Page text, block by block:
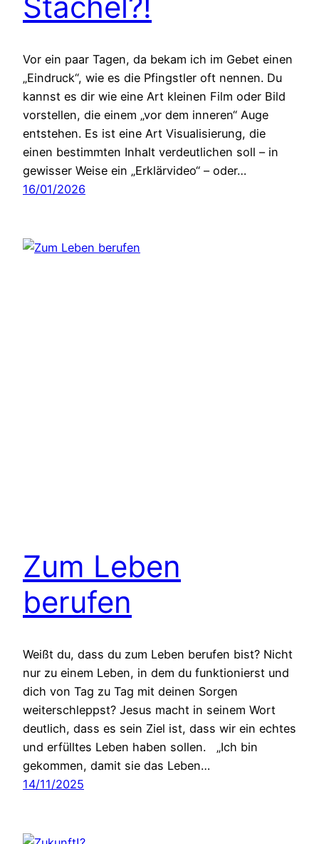
Vor ein paar Tagen, da bekam ich im Gebet einen
„Eindruck“, wie es die Pfingstler oft nennen. Du
kannst es dir wie eine Art kleinen Film oder Bild
vorstellen, die einem „vor dem inneren“ Auge
entstehen. Es ist eine Art Visualisierung, die
einen bestimmten Inhalt verdeutlichen soll – in
gewisser Weise ein „Erklärvideo“ – oder…
16/01/2026
Zum Leben
berufen
Weißt du, dass du zum Leben berufen bist? Nicht
nur zu einem Leben, in dem du funktionierst und
dich von Tag zu Tag mit deinen Sorgen
weiterschleppst? Jesus macht in seinem Wort
deutlich, dass es sein Ziel ist, dass wir ein echtes
und erfülltes Leben haben sollen. „Ich bin
gekommen, damit sie das Leben…
14/11/2025